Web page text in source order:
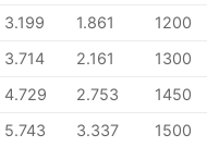
3.199 1.861
1200
3.714 2.161
1300
4.729 2.753
1450
5.743 3.337 1500